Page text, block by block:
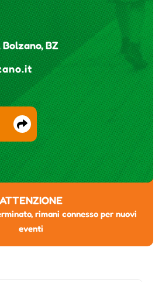
BZ
ATTENZIONE
rimani connesso per nuovi
eventi